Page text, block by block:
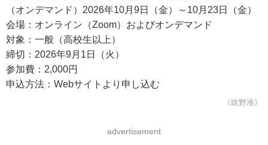
（オンデマンド）2026年10月9日（金）～10月23日（金）
会場：オンライン（Zoom）およびオンデマンド
対象：一般（高校生以上）
締切：2026年9月1日（火）
参加費：2,000円
申込方法：Webサイトより申し込む
《吹野准》
advertisement